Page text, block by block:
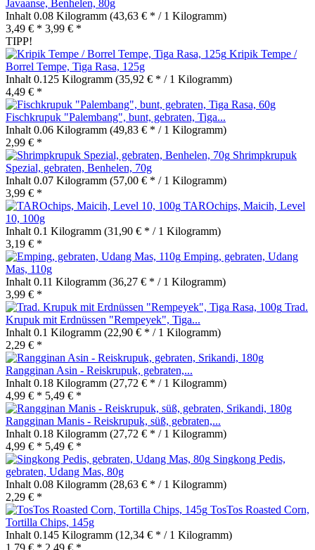
Javaanse, Benhelen, 80g
Inhalt 0.08 Kilogramm (43,63 € * / 1 Kilogramm)
3,49 € * 3,99 € *
TIPP!
Kripik Tempe /
Borrel Tempe, Tiga Rasa, 125g
Inhalt 0.125 Kilogramm (35,92 € * / 1 Kilogramm)
4,49 € *
Fischkrupuk "Palembang", bunt, gebraten, Tiga...
Inhalt 0.06 Kilogramm (49,83 € * / 1 Kilogramm)
2,99 € *
Shrimpkrupuk
Spezial, gebraten, Benhelen, 70g
Inhalt 0.07 Kilogramm (57,00 € * / 1 Kilogramm)
3,99 € *
TAROchips, Maicih, Level
10, 100g
Inhalt 0.1 Kilogramm (31,90 € * / 1 Kilogramm)
3,19 € *
Emping, gebraten, Udang
Mas, 110g
Inhalt 0.11 Kilogramm (36,27 € * / 1 Kilogramm)
3,99 € *
Trad.
Krupuk mit Erdnüssen "Rempeyek", Tiga...
Inhalt 0.1 Kilogramm (22,90 € * / 1 Kilogramm)
2,29 € *
Rangginan Asin - Reiskrupuk, gebraten,...
Inhalt 0.18 Kilogramm (27,72 € * / 1 Kilogramm)
4,99 € * 5,49 € *
Rangginan Manis - Reiskrupuk, süß, gebraten,...
Inhalt 0.18 Kilogramm (27,72 € * / 1 Kilogramm)
4,99 € * 5,49 € *
Singkong Pedis,
gebraten, Udang Mas, 80g
Inhalt 0.08 Kilogramm (28,63 € * / 1 Kilogramm)
2,29 € *
TosTos Roasted Corn,
Tortilla Chips, 145g
Inhalt 0.145 Kilogramm (12,34 € * / 1 Kilogramm)
1,79 € * 2,49 € *